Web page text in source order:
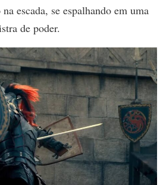
escada, se espalhando em uma
de poder.